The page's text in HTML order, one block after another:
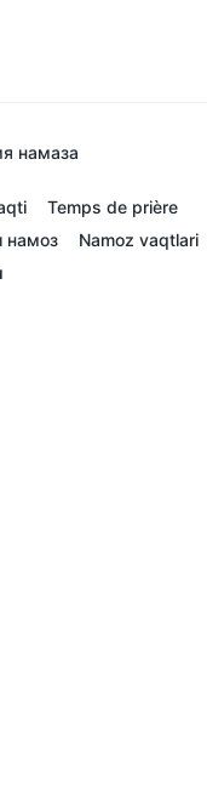
намаза
Temps de prière
намоз
Namoz vaqtlari